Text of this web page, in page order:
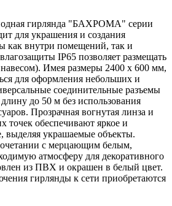
гирлянда "БАХРОМА" серии
для украшения и создания
как внутри помещений, так и
IP65 позволяет размещать
Имея размеры 2400 x 600 мм,
для оформления небольших и
соединительные разъемы
до 50 м без использования
Прозрачная вогнутая линза и
точек обеспечивают яркое и
выделяя украшаемые объекты.
с мерцающим белым,
атмосферу для декоративного
из ПВХ и окрашен в белый цвет.
гирлянды к сети приобретаются